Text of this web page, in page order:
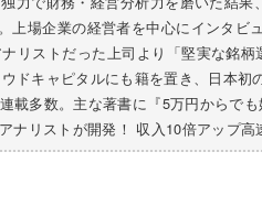
上場企業の経営者を中心にインタビ
リストだった上司より「堅実な銘
ドキャピタルにも籍を置き、日本初
載多数。主な著書に『5万円からで
リストが開発！ 収入10倍アップ高